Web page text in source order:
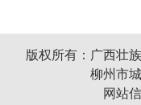
版权所有：广西壮
柳州市
网站